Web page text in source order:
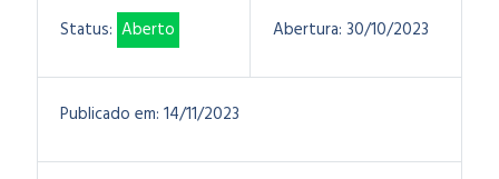
Status: Aberto Abertura: 30/10/2023
Publicado em: 14/11/2023